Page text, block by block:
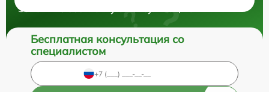
Закажите бесплатную консультацию
Бесплатная консультация со
специалистом